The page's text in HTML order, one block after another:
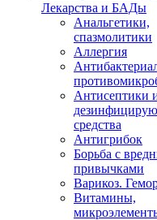
Лекарства и БАДы
Анальгетики,
спазмолитики
Аллергия
Антисептики
средства
Антигрибок
Борьба с
привычками
Варикоз.
Витамины,